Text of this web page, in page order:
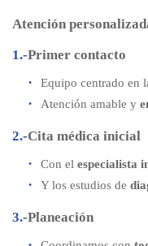
Atención
1.-Primer contacto
Equipo centrado en
Atención amable y
2.-Cita médica inicial
Con el especialista
Y los estudios de
3.-Planeación